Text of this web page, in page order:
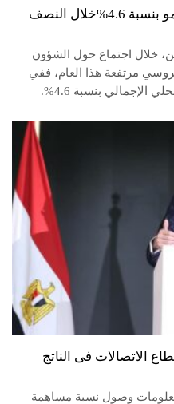
بوتين: الناتج المحلي الروسي ينمو بنسبة 4.6%خلال النصف
خلال اجتماع حول الشؤون
مرتفعة هذا العام، ففي
الإجمالي بنسبة 4.6%.
الاتصالات فى الناتج
وصول نسبة مساهمة